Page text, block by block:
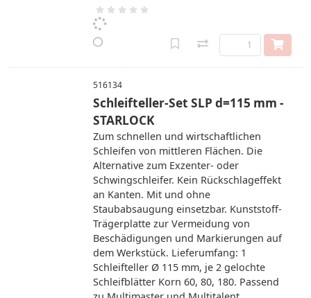
516134
Schleifteller-Set SLP d=115 mm -
STARLOCK
Zum schnellen und wirtschaftlichen
Schleifen von mittleren Flächen. Die
Alternative zum Exzenter- oder
Schwingschleifer. Kein Rückschlageffekt
an Kanten. Mit und ohne
Staubabsaugung einsetzbar. Kunststoff-
Trägerplatte zur Vermeidung von
Beschädigungen und Markierungen auf
dem Werkstück. Lieferumfang: 1
Schleifteller Ø 115 mm, je 2 gelochte
Schleifblätter Korn 60, 80, 180. Passend